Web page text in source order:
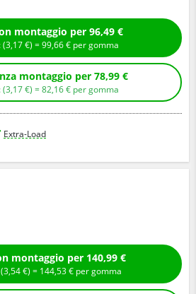
Compra con montaggio per 96,49 €
+ Ecotassa: (3,17€ ) =99,66€ per gomma
Compra senza montaggio per 78,99 €
+ Ecotassa: (3,17€ ) =82,16€ per gomma
Extra-Load
Compra con montaggio per 140,99 €
+ Ecotassa: (3,54€ ) = 144,53€ per gomma